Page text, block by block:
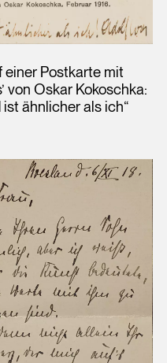
einer Postkarte mit
von Oskar Kokoschka:
ist ähnlicher als ich“